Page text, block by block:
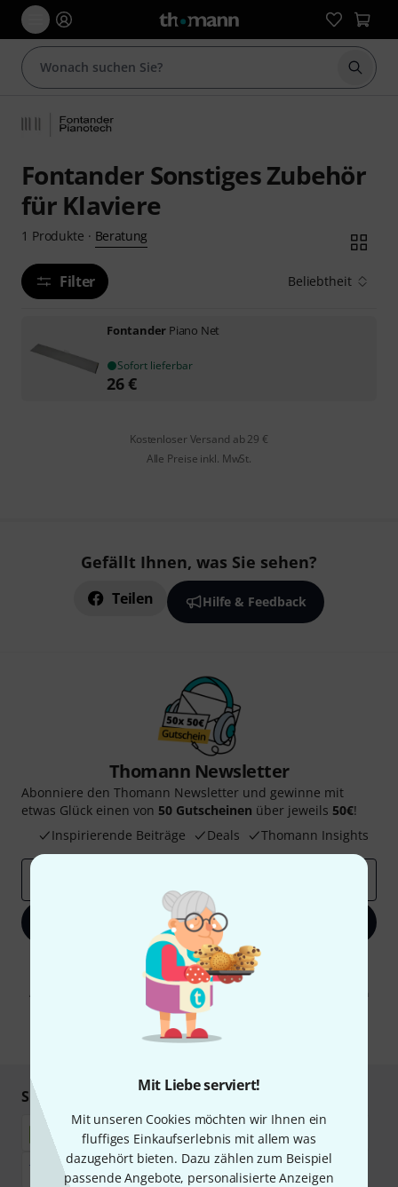
Mit Liebe serviert!
Mit unseren Cookies möchten wir Ihnen ein
fluffiges Einkaufserlebnis mit allem was
dazugehört bieten. Dazu zählen zum Beispiel
passende Angebote, personalisierte Anzeigen
Suche
Fontander Sonstiges Zubehör
für Klaviere
1 Produkte · Beratung
Filter Beliebtheit
Fontander Piano Net
Sofort lieferbar
26€
Kostenloser Versand ab 29 €
Alle Preise inkl. MwSt.
Gefällt Ihnen, was Sie sehen?
Teilen Hilfe & Feedback
Thomann Newsletter
Abonniere den Thomann Newsletter und gewinne mit
etwas Glück einen von 50 Gutscheinen über jeweils 50€!
Inspirierende Beiträge
Deals Thomann Insights
Jetzt anmelden
Mit Klick auf „Jetzt anmelden“ stimmen Sie dem Erhalt von E-Mail-
Werbung und einer Messung des E-Mail-Nutzungsverhaltens zu. Die
Abmeldung ist jederzeit möglich. Weitere Informationen finden Sie in
unseren
Datenschutzhinweisen
* Pflichtfeld
Sicher einkaufen & bezahlen